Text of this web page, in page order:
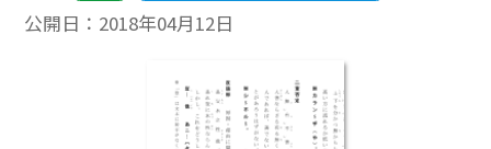
公開日： 2018年04月12日